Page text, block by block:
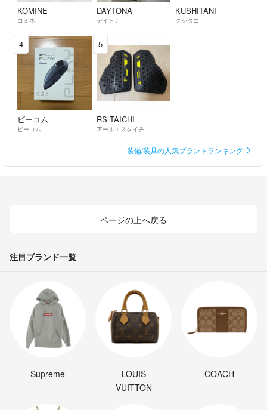
KOMINE
コミネ
DAYTONA
デイトナ
KUSHITANI
クシタニ
4
ビーコム
ビーコム
5
RS TAICHI
アールエスタイチ
装備/装具の人気ブランドランキング
ページの上へ戻る
注目ブランド一覧
Supreme
LOUIS
VUITTON
COACH